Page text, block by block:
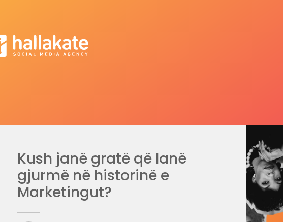
Kush janë gratë që lanë
gjurmë në historinë e
Marketingut?